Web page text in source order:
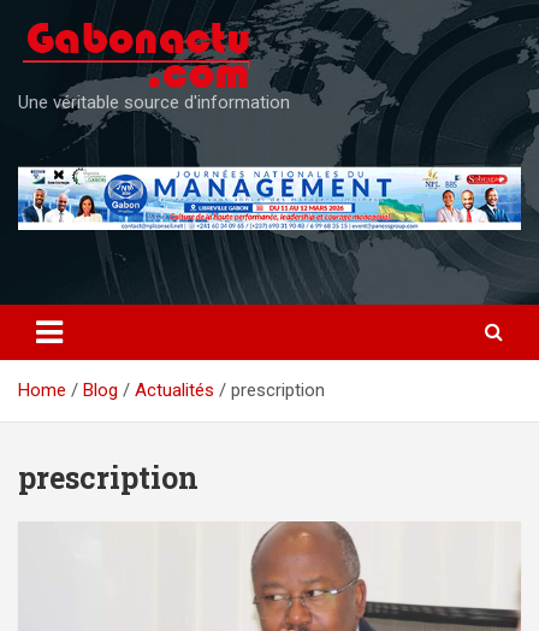
content
Une véritable source d'information
Home Blog Actualités prescription
prescription